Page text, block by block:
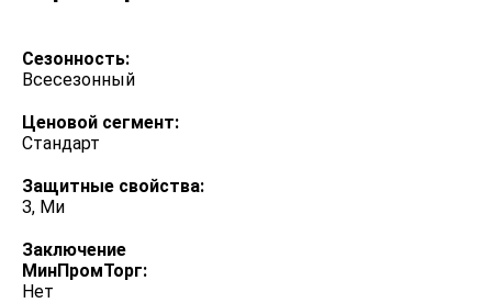
Сезонность:
Всесезонный
Ценовой сегмент:
Стандарт
Защитные свойства:
З, Ми
Заключение
МинПромТорг:
Нет